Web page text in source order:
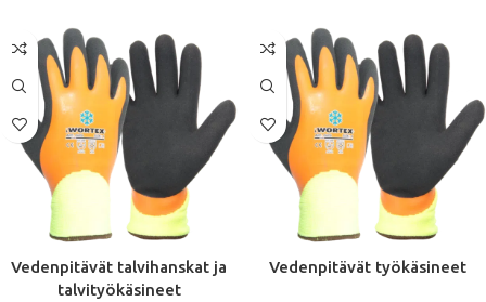
Vedenpitävät talvihanskat ja
talvityökäsineet
Vedenpitävät työkäsineet